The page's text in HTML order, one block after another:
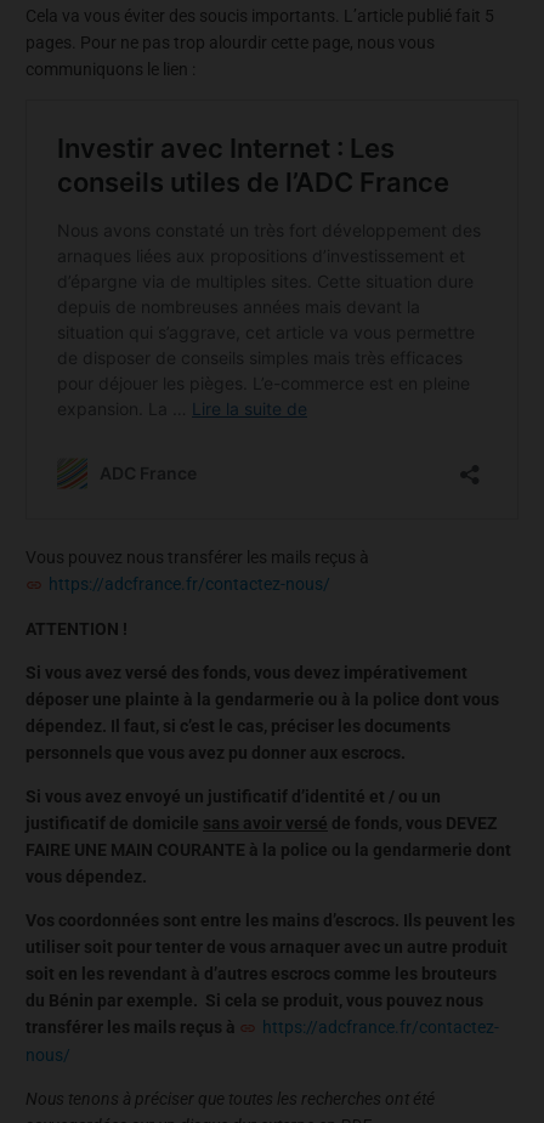
Cela va vous éviter des soucis importants. L’article publié fait 5
pages. Pour ne pas trop alourdir cette page, nous vous
communiquons le lien :
Vous pouvez nous transférer les mails reçus à
https://adcfrance.fr/contactez-nous/
ATTENTION !
Si vous avez versé des fonds, vous devez impérativement
déposer une plainte à la gendarmerie ou à la police dont vous
dépendez. Il faut, si c’est le cas, préciser les documents
personnels que vous avez pu donner aux escrocs.
Si vous avez envoyé un justificatif d’identité et / ou un
justificatif de domicile sans avoir versé de fonds, vous DEVEZ
FAIRE UNE MAIN COURANTE à la police ou la gendarmerie dont
vous dépendez.
Vos coordonnées sont entre les mains d’escrocs. Ils peuvent les
utiliser soit pour tenter de vous arnaquer avec un autre produit
soit en les revendant à d’autres escrocs comme les brouteurs
du Bénin par exemple. Si cela se produit, vous pouvez nous
transférer les mails reçus à
https://adcfrance.fr/contactez-
nous/
Nous tenons à préciser que toutes les recherches ont été